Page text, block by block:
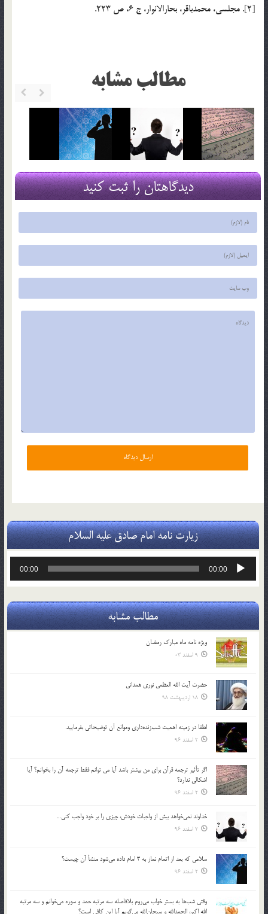
[2]. مجلسي، محمدباقر، بحارالانوار، ج 6، ص 223.
مطالب مشابه
دیدگاهتان را ثبت کنید
زیارت نامه امام صادق علیه السلام
پخش‌کننده
00:00
00:00
مطالب مشابه
ویژه نامه ماه مبارک رمضان
9 اسفند 03
حضرت آیت الله العظمی نوری همدانی
18 اردیبهشت 98
لطفا در زمينه اهميت شب‌زنده‌داري وموانع آن توضيحاتي بفرماييد.
2 اسفند 96
اگر تأثير ترجمه قرآن براي من بيشتر باشد آيا مي توانم فقط ترجمه آن را بخوانم؟ آيا
اشكالي ندارد؟
2 اسفند 96
خداوند نمي‌خواهد بيش از واجبات خودش، چيزي را بر خود واجب كني…
2 اسفند 96
سلامي كه بعد از اتمام نماز به 3 امام داده مي‌شود منشأ آن چيست؟
2 اسفند 96
وقتي شب‌ها به بستر خواب مي‌روم بلافاصله سه مرتبه حمد و سوره مي‌خوانم و سه مرتبه
الله اكبر، الحمدالله و سبحان‌الله مي‌گويم آيا اين كافي است؟